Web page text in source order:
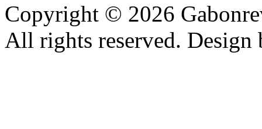
Copyright © 2026
All rights reserved.